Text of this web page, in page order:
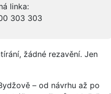
linka:
303 303
žádné rezavění. Jen
– od návrhu až po